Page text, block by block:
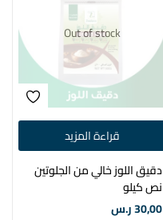
Out of stock
قراءة المزيد
دقيق اللوز خالي من الجلوتين
نص كيلو
30,00ر.س